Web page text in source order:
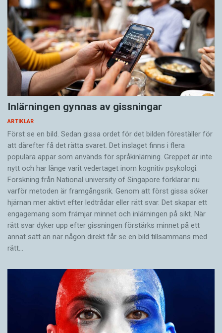
Inlärningen gynnas av gissningar
ARTIKLAR
Först se en bild. Sedan gissa ordet för det bilden föreställer för
att därefter få det rätta svaret. Det inslaget finns i flera
populära appar som används för språkinlärning. Greppet är inte
nytt och har länge varit vedertaget inom kognitiv psykologi.
Forskning från National university of Singa­pore förklarar nu
varför metoden är framgångsrik. Genom att först gissa ­söker
hjärnan mer aktivt ­efter ledtrådar eller rätt svar. Det skapar ett
engagemang som främjar minnet och inlärningen på sikt. När
rätt svar dyker upp efter gissningen förstärks minnet på ett
annat sätt än när någon direkt får se en bild tillsammans med
rätt…